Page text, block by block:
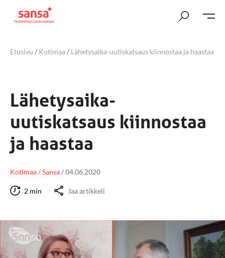
Etusivu /Kotimaa/Lähetysaika-uutiskatsaus kiinnostaa ja haastaa
Lähetysaika-
uutiskatsaus kiinnostaa
ja haastaa
Kotimaa/Sansa/04.06.2020
2 min Jaa artikkeli